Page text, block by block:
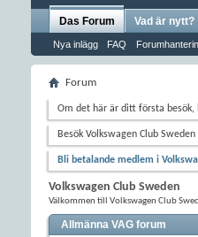
Das Forum
Nya inlägg FAQ
Vad är nytt?
Forum
Om det här är ditt första besök,
Besök Volkswagen Club Sweden
Bli betalande medlem i
Volkswagen Club Sweden
Välkommen till Volkswagen Club
Allmänna VAG forum